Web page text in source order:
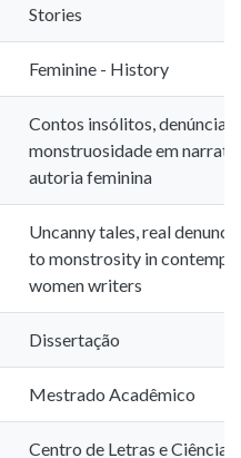
Stories
Feminine - History
Contos insólitos, denúncias
monstruosidade em
autoria feminina
Uncanny tales, real
to monstrosity in
women writers
Dissertação
Mestrado Acadêmico
Centro de Letras e Ciências